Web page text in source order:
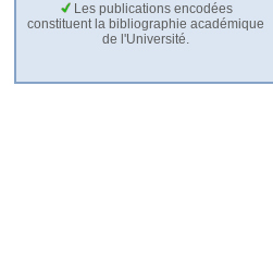
Les publications encodées
constituent la bibliographie académique
de l'Université.